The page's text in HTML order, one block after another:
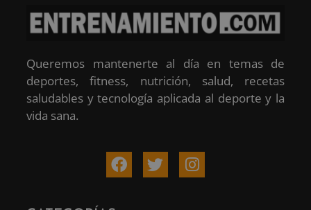
Queremos mantenerte al día en temas de
deportes, fitness, nutrición, salud, recetas
saludables y tecnología aplicada al deporte y la
vida sana.